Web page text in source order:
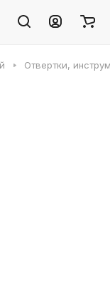
Отвертки,